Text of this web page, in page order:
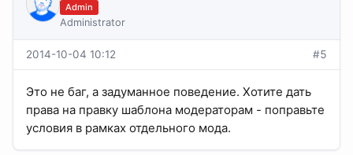
Admin
Administrator
2014-10-04 10:12 #5
Это не баг, а задуманное поведение. Хотите дать
права на правку шаблона модераторам - поправьте
условия в рамках отдельного мода.